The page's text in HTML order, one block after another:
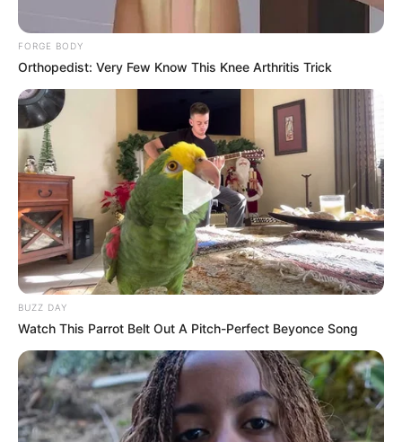
ดูดวง ทายใจ ทายใจจากวิวทิวทัศน์ วิว วิวทิวทัศน์
นักเขียน
อิสฺวาสุ
เชื่อในสิ่งที่เฮ็ด เฮ็ดในสิ่งที่เชื่อ
FORGE BODY
Orthopedist: Very Few Know This Knee Arthritis Trick
BUZZ DAY
Watch This Parrot Belt Out A Pitch-Perfect Beyonce Song